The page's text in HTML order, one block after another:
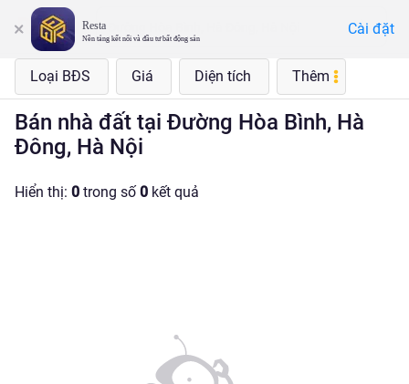
Resta
Nền tảng kết nối và đầu tư bất động sản
Cài đặt
Loại BĐS Giá Diện tích Thêm
Bán nhà đất tại Đường Hòa Bình, Hà
Đông, Hà Nội
Hiển thị: 0 trong số0 kết quả